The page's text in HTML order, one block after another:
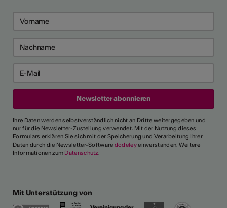
Ihre Daten werden selbstverständlich nicht an Dritte weitergegeben und
nur für die Newsletter-Zustellung verwendet. Mit der Nutzung dieses
Formulars erklären Sie sich mit der Speicherung und Verarbeitung Ihrer
Daten durch die Newsletter-Software dodeleyeinverstanden. Weitere
Informationen zum Datenschutz.
Mit Unterstützung von